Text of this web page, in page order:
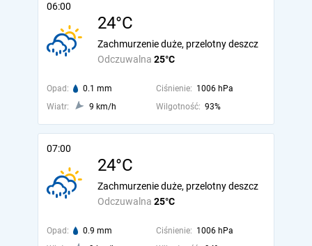
06:00
24°C
Odczuwalna 25°C
Zachmurzenie duże, przelotny deszcz
Opad: 0.1 mm Ciśnienie: 1006 hPa
Wiatr:
9 km/h Wilgotność: 93%
07:00
24°C
Odczuwalna 25°C
Zachmurzenie duże, przelotny deszcz
Opad: 0.9 mm Ciśnienie: 1006 hPa